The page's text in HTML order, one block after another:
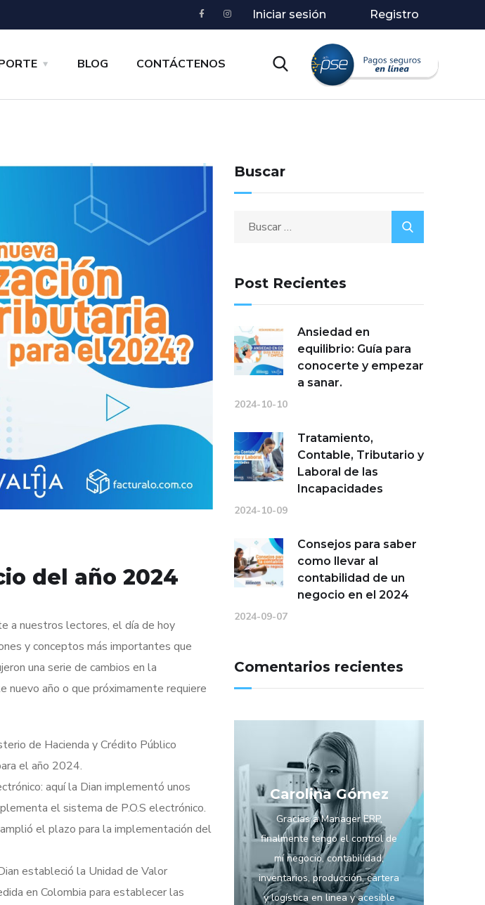
Iniciar sesión Registro
BLOG CONTÁCTENOS
del año 2024
a nuestros lectores, el día de hoy
y conceptos más importantes que
una serie de cambios en la
nuevo año o que próximamente requiere
de Hacienda y Crédito Público
el año 2024.
aquí la Dian implementó unos
el sistema de P.O.S electrónico.
el plazo para la implementación del
estableció la Unidad de Valor
en Colombia para establecer las
Buscar
Post Recientes
Ansiedad en
equilibrio: Guía para
conocerte y empezar
a sanar.
2024-10-10
Tratamiento,
Contable, Tributario y
Laboral de las
Incapacidades
2024-10-09
Consejos para saber
como llevar al
contabilidad de un
negocio en el 2024
2024-09-07
Comentarios recientes
Carolina Gómez
Gracias a Manager ERP,
finalmente tengo el control de
mí negocio, contabilidad,
inventarios, producción, cartera
y logística en linea y acesible